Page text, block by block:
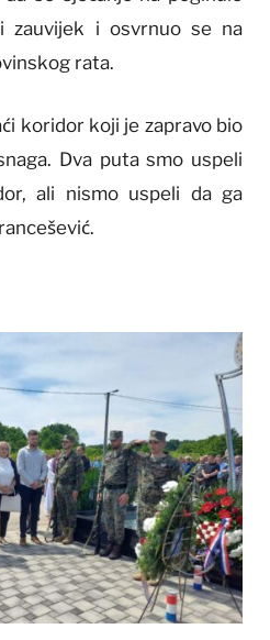
zauvijek i osvrnuo se na
rata.
koridor koji je zapravo bio
Dva puta smo uspeli
ali nismo uspeli da ga